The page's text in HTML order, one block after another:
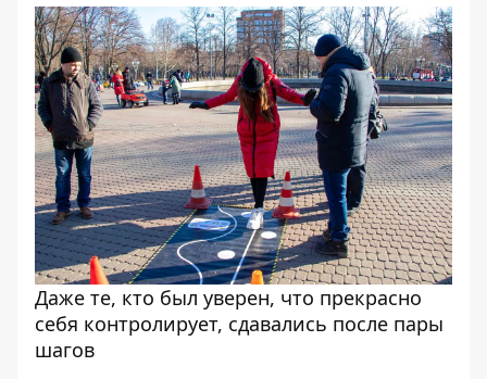
Даже те, кто был уверен, что прекрасно
себя контролирует, сдавались после пары
шагов